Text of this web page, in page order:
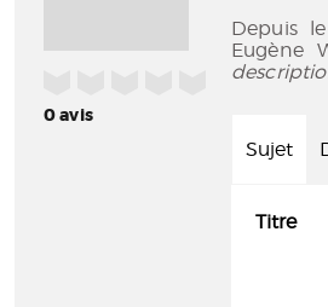
0avis
Depuis
Eugène
Sujet
Titre